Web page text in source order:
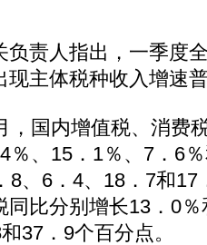
责人指出，一季度
现主体税种收入增速
国内增值税、消费
％、15．1％、7．6
8、6．4、18．7和17
同比分别增长13．0
37．9个百分点。